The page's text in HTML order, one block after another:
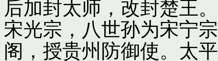
后加封太师，改封楚王
宋光宗，八世孙为宋宁
阁，授贵州防御使。太